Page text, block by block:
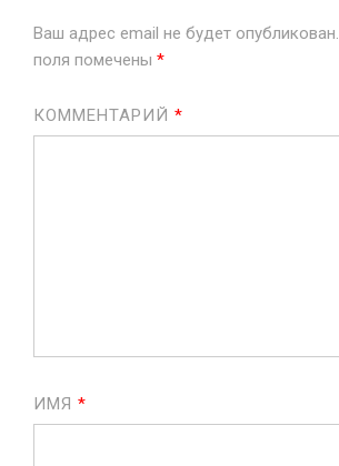
Ваш адрес email не будет опубликован.
поля помечены *
КОММЕНТАРИЙ *
ИМЯ *